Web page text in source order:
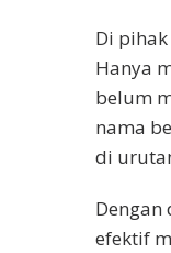
Di
Hanya
belum
nama
di
efektif